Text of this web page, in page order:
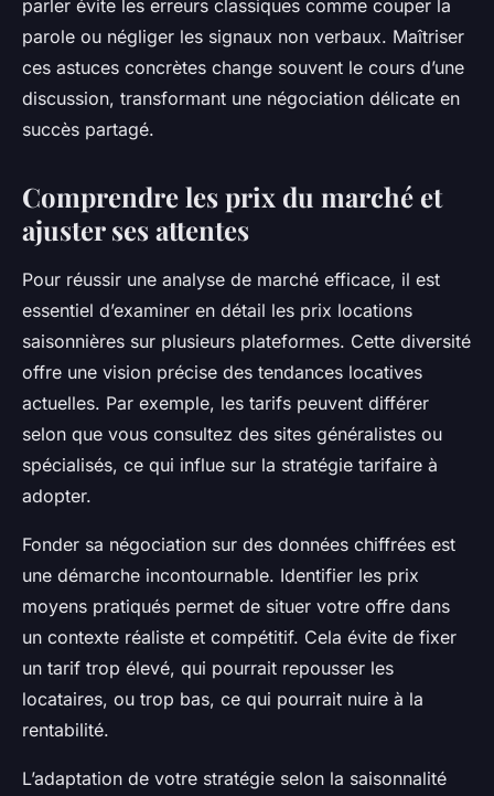
parler évite les erreurs classiques comme couper la
parole ou négliger les signaux non verbaux. Maîtriser
ces astuces concrètes change souvent le cours d’une
discussion, transformant une négociation délicate en
succès partagé.
Comprendre les prix du marché et
ajuster ses attentes
Pour réussir une analyse de marché efficace, il est
essentiel d’examiner en détail les prix locations
saisonnières sur plusieurs plateformes. Cette diversité
offre une vision précise des tendances locatives
actuelles. Par exemple, les tarifs peuvent différer
selon que vous consultez des sites généralistes ou
spécialisés, ce qui influe sur la stratégie tarifaire à
adopter.
Fonder sa négociation sur des données chiffrées est
une démarche incontournable. Identifier les prix
moyens pratiqués permet de situer votre offre dans
un contexte réaliste et compétitif. Cela évite de fixer
un tarif trop élevé, qui pourrait repousser les
locataires, ou trop bas, ce qui pourrait nuire à la
rentabilité.
L’adaptation de votre stratégie selon la saisonnalité